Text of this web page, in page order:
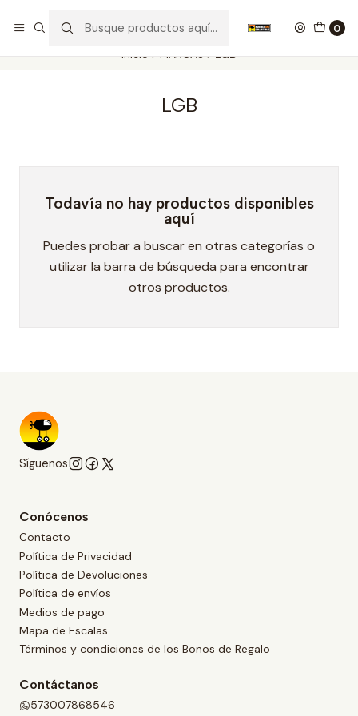
0
Inicio MARCAS LGB
LGB
Todavía no hay productos disponibles
aquí
Puedes probar a buscar en otras categorías o
utilizar la barra de búsqueda para encontrar
otros productos.
Síguenos
Conócenos
Contacto
Política de Privacidad
Política de Devoluciones
Política de envíos
Medios de pago
Mapa de Escalas
Términos y condiciones de los Bonos de Regalo
Contáctanos
573007868546